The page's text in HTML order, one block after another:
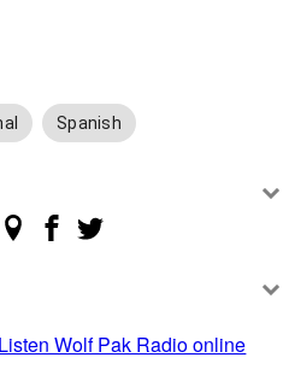
Spanish
Listen Wolf Pak Radio online